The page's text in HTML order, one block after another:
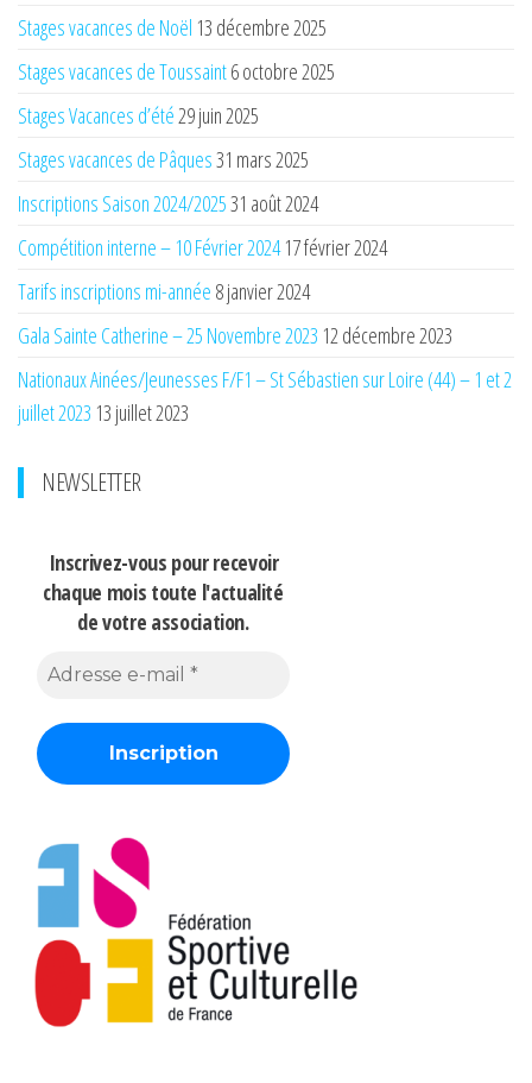
Stages vacances de Noël 13 décembre 2025
Stages vacances de Toussaint6 octobre 2025
Stages Vacances d’été29 juin 2025
Stages vacances de Pâques31 mars 2025
Inscriptions Saison 2024/202531 août 2024
Compétition interne – 10 Février 2024 17 février 2024
Tarifs inscriptions mi-année 8 janvier 2024
Gala Sainte Catherine – 25 Novembre 2023 12 décembre 2023
Nationaux Ainées/Jeunesses F/F1 – St Sébastien sur Loire (44) – 1 et 2
juillet 2023 13 juillet 2023
NEWSLETTER
Inscrivez-vous pour recevoir
chaque mois toute l'actualité
de votre association.